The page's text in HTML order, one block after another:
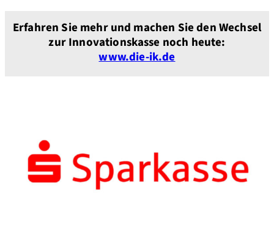
Erfahren Sie mehr und machen Sie den Wechsel
zur Innovationskasse noch heute:
www.die-ik.de